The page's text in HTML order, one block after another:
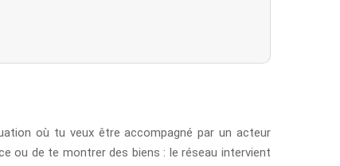
où tu veux être accompagné par un acteur
ou de te montrer des biens : le réseau intervient